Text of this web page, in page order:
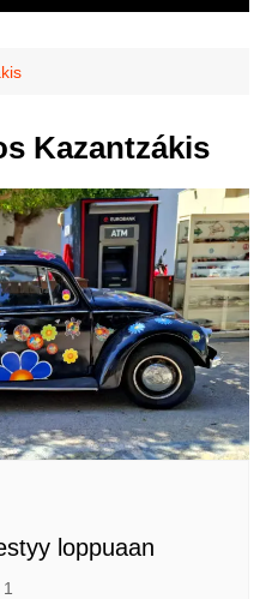
Kazantzákis
loppuaan
1